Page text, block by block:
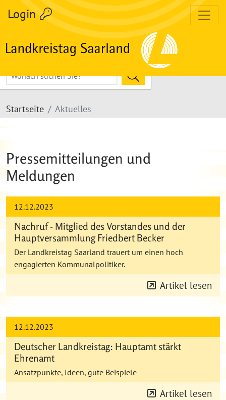
zum Inhalt
Login
Volltextsuche Suche Starten
Startseite Aktuelles
Pressemitteilungen und
Meldungen
12.12.2023
Nachruf - Mitglied des Vorstandes und der
Hauptversammlung Friedbert Becker
Der Landkreistag Saarland trauert um einen hoch
engagierten Kommunalpolitiker.
Artikel lesen
12.12.2023
Deutscher Landkreistag: Hauptamt stärkt
Ehrenamt
Ansatzpunkte, Ideen, gute Beispiele
Artikel lesen